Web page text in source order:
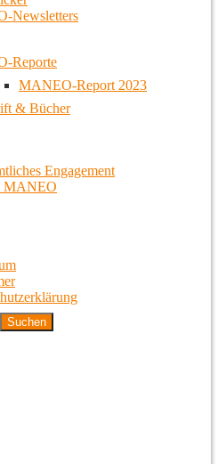
Newsletters
Reporte
MANEO-Report 2023
& Bücher
Engagement
MANEO
Suchen